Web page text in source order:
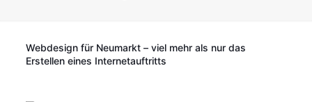
Webdesign für Neumarkt – viel mehr als nur das
Erstellen eines Internetauftritts